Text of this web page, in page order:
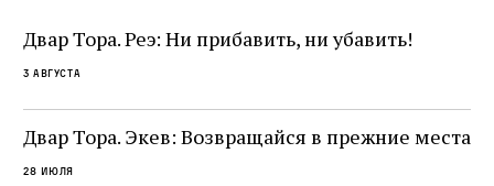
не просто покровитель переводчиков,
окружённый книгами. Перед нами человек,
одно решение которого вызвало возмущение
целой общины и стало частью многовекового
спора о том, кому принадлежит последнее
слово в переводе Библии
Двар Тора. Реэ: Ни прибавить, ни убавить!
3 августа
Двар Тора. Экев: Возвращайся в прежние места
28 июля